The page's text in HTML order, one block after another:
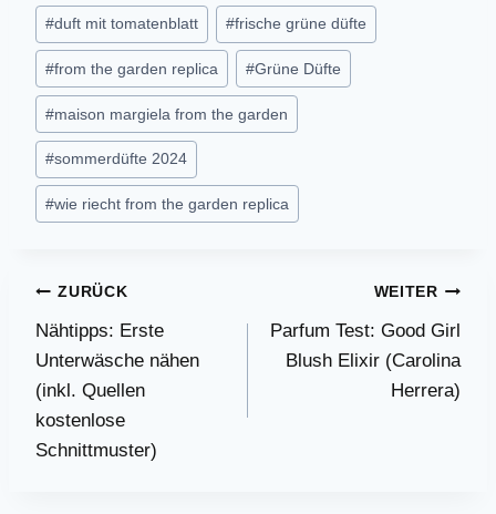
Schlagworte:
#duft mit tomatenblatt #frische grüne düfte
#from the garden replica #Grüne Düfte
#maison margiela from the garden
#sommerdüfte 2024
#wie riecht from the garden replica
Beitragsnavigation
ZURÜCK
Nähtipps: Erste
Unterwäsche nähen
(inkl. Quellen
kostenlose
Schnittmuster)
WEITER
Parfum Test: Good Girl
Blush Elixir (Carolina
Herrera)